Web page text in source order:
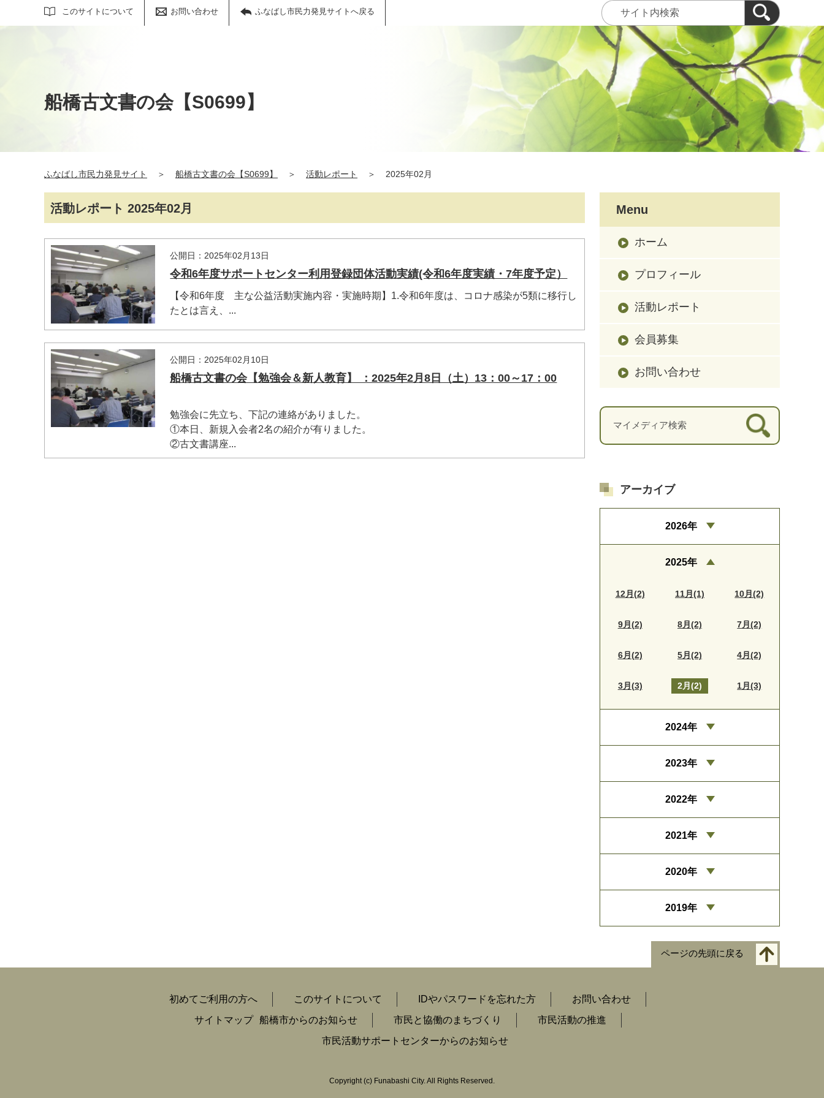
このサイトについて お問い合わせ ふなばし市民力発見サイトへ戻る
サイト内検索
船橋古文書の会【S0699】
ふなばし市民力発見サイト ＞ 船橋古文書の会【S0699】 ＞ 活動レポート ＞ 2025年02月
活動レポート 2025年02月
公開日：2025年02月13日
令和6年度サポートセンター利用登録団体活動実績(令和6年度実績・7年度予定）
【令和6年度 主な公益活動実施内容・実施時期】1.令和6年度は、コロナ感染が5類に移行し
たとは言え、...
公開日：2025年02月10日
船橋古文書の会【勉強会＆新人教育】 ：2025年2月8日（土）13：00～17：00
勉強会に先立ち、下記の連絡がありました。
①本日、新規入会者2名の紹介が有りました。
②古文書講座...
Menu
ホーム
プロフィール
活動レポート
会員募集
お問い合わせ
マイメディア検索
アーカイブ
2026年
2025年
12月(2) 11月(1) 10月(2)
9月(2) 8月(2) 7月(2)
6月(2) 5月(2) 4月(2)
3月(3) 2月(2) 1月(3)
2024年
2023年
2022年
2021年
2020年
2019年
ページの先頭に戻る
初めてご利用の方へ このサイトについて IDやパスワードを忘れた方
お問い合わせ
サイトマップ
船橋市からのお知らせ 市民と協働のまちづくり
市民活動の推進
市民活動サポートセンターからのお知らせ
Copyright (c) Funabashi City. All Rights Reserved.